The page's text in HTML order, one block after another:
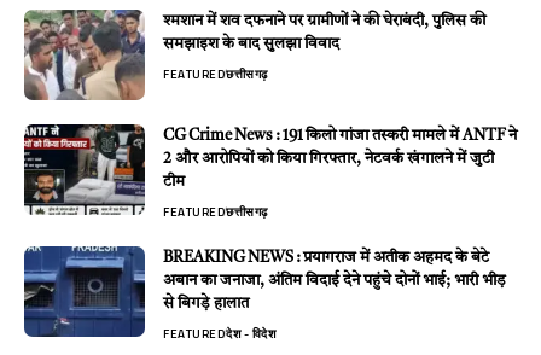
श्मशान में शव दफनाने पर ग्रामीणों ने की घेराबंदी, पुलिस की
समझाइश के बाद सुलझा विवाद
FEATUREDछत्तीसगढ़
CG Crime News : 191 किलो गांजा तस्करी मामले में ANTF ने
2 और आरोपियों को किया गिरफ्तार, नेटवर्क खंगालने में जुटी
टीम
FEATUREDछत्तीसगढ़
BREAKING NEWS : प्रयागराज में अतीक अहमद के बेटे
अबान का जनाजा, अंतिम विदाई देने पहुंचे दोनों भाई; भारी भीड़
से बिगड़े हालात
FEATUREDदेश - विदेश